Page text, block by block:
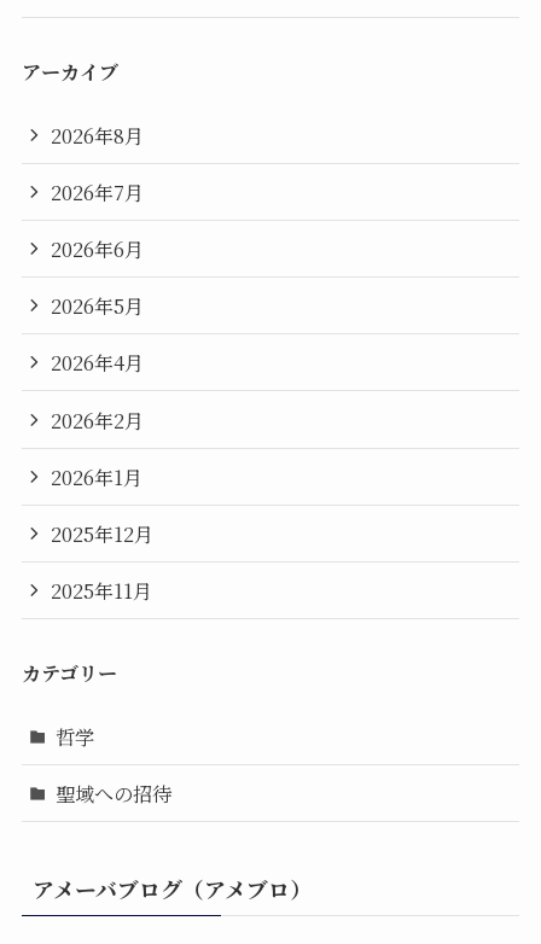
アーカイブ
2026年8月
2026年7月
2026年6月
2026年5月
2026年4月
2026年2月
2026年1月
2025年12月
2025年11月
カテゴリー
哲学
聖域への招待
アメーバブログ（アメブロ）